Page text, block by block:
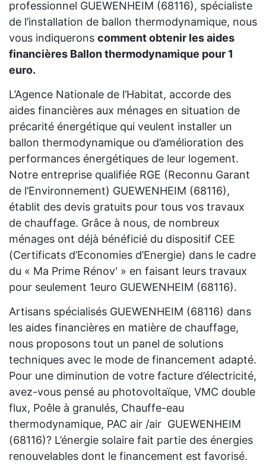
professionnel GUEWENHEIM (68116), spécialiste
de l’installation de ballon thermodynamique, nous
vous indiquerons comment obtenir les aides
financières Ballon thermodynamique pour 1
euro.
L’Agence Nationale de l’Habitat, accorde des
aides financières aux ménages en situation de
précarité énergétique qui veulent installer un
ballon thermodynamique ou d’amélioration des
performances énergétiques de leur logement.
Notre entreprise qualifiée RGE (Reconnu Garant
de l’Environnement) GUEWENHEIM (68116),
établit des devis gratuits pour tous vos travaux
de chauffage. Grâce à nous, de nombreux
ménages ont déjà bénéficié du dispositif CEE
(Certificats d’Economies d’Energie) dans le cadre
du « Ma Prime Rénov' » en faisant leurs travaux
pour seulement 1euro GUEWENHEIM (68116).
Artisans spécialisés GUEWENHEIM (68116) dans
les aides financières en matière de chauffage,
nous proposons tout un panel de solutions
techniques avec le mode de financement adapté.
Pour une diminution de votre facture d’électricité,
avez-vous pensé au photovoltaïque, VMC double
flux, Poêle à granulés, Chauffe-eau
thermodynamique, PAC air /air GUEWENHEIM
(68116)? L’énergie solaire fait partie des énergies
renouvelables dont le financement est favorisé.